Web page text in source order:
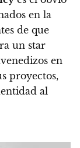
en la
de que
un star
en
proyectos,
al